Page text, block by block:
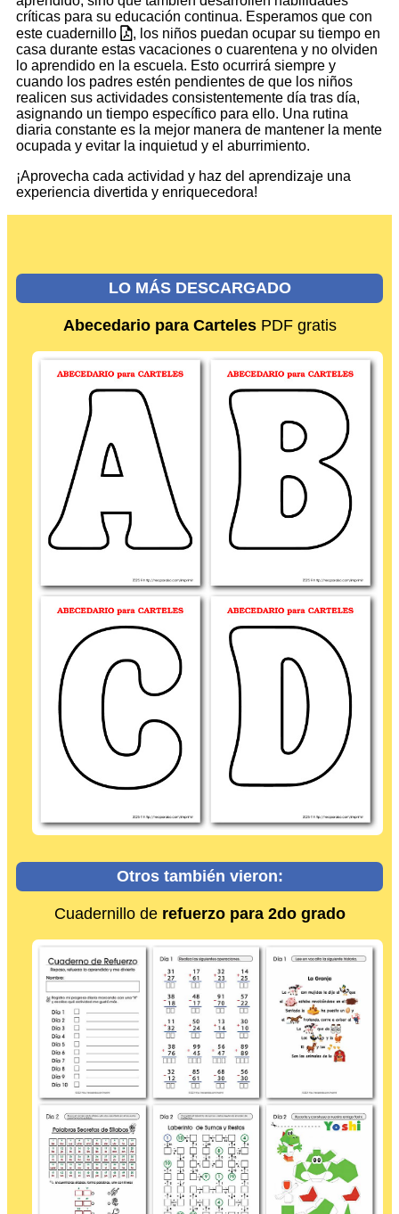
críticas para su educación continua. Esperamos que con
este cuadernillo
, los niños puedan ocupar su tiempo en
casa durante estas vacaciones o cuarentena y no olviden
lo aprendido en la escuela. Esto ocurrirá siempre y
cuando los padres estén pendientes de que los niños
realicen sus actividades consistentemente día tras día,
asignando un tiempo específico para ello. Una rutina
diaria constante es la mejor manera de mantener la mente
ocupada y evitar la inquietud y el aburrimiento.
¡Aprovecha cada actividad y haz del aprendizaje una
experiencia divertida y enriquecedora!
LO MÁS DESCARGADO
Abecedario para CartelesPDF gratis
Otros también vieron:
Cuadernillo de refuerzo para 2do grado